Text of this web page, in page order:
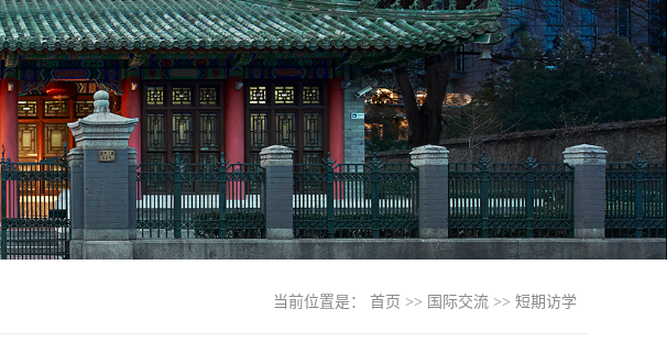
当前位置是： 首页 >> 国际交流 >> 短期访学